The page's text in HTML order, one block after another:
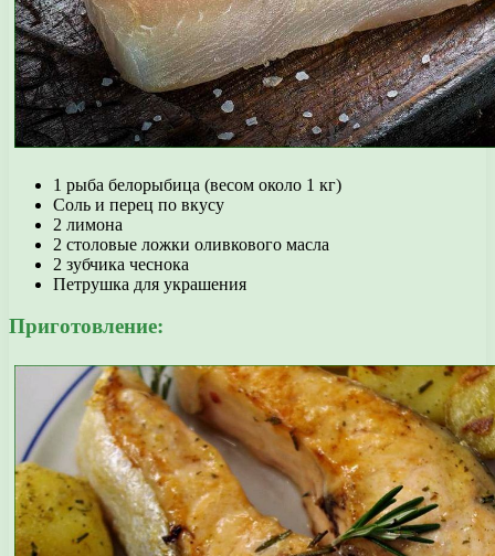
1 рыба белорыбица (весом около 1 кг)
Соль и перец по вкусу
2 лимона
2 столовые ложки оливкового масла
2 зубчика чеснока
Петрушка для украшения
Приготовление: